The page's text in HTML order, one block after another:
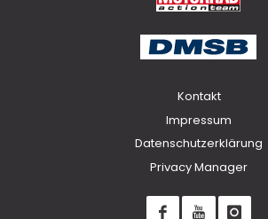
Kontakt
Impressum
Datenschutzerklärung
Privacy Manager